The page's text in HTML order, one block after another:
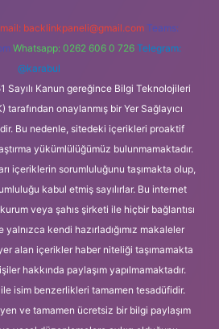
backlinkpaneli@gmail.com Teams:
Whatsapp: 0262 606 0 726 Telegram:
@karabul
Sayılı Kanun gereğince Bilgi Teknolojileri
onaylanmış bir Yer Sağlayıcı
Bu nedenle, sitedeki içerikleri proaktif
yükümlülüğümüz bulunmamaktadır.
içeriklerin sorumluluğunu taşımakta olup,
kabul etmiş sayılırlar. Bu internet
veya şahıs şirketi ile hiçbir bağlantısı
yalnızca kendi hazırladığımız makaleler
alan içerikler haber niteliği taşımamakta
hakkında paylaşım yapılmamaktadır.
isim benzerlikleri tamamen tesadüfidir.
ve tamamen ücretsiz bir bilgi paylaşım